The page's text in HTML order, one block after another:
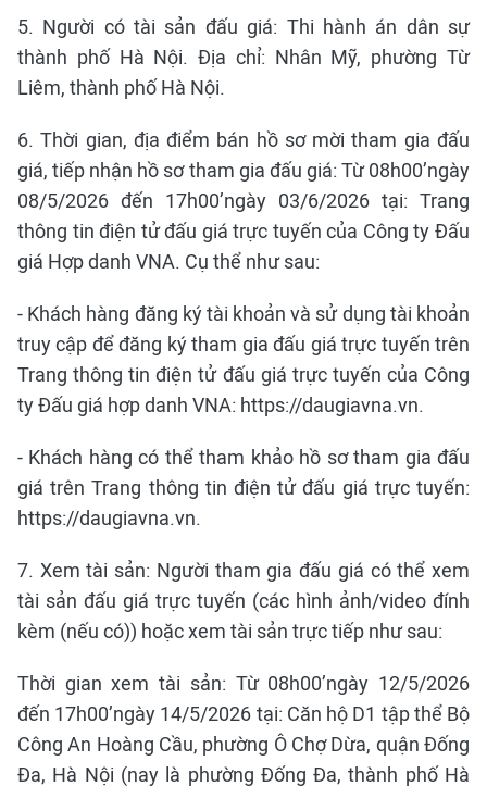
5. Người có tài sản đấu giá: Thi hành án dân sự
thành phố Hà Nội. Địa chỉ: Nhân Mỹ, phường Từ
Liêm, thành phố Hà Nội.
6. Thời gian, địa điểm bán hồ sơ mời tham gia đấu
giá, tiếp nhận hồ sơ tham gia đấu giá: Từ 08h00’ngày
08/5/2026 đến 17h00’ngày 03/6/2026 tại: Trang
thông tin điện tử đấu giá trực tuyến của Công ty Đấu
giá Hợp danh VNA. Cụ thể như sau:
- Khách hàng đăng ký tài khoản và sử dụng tài khoản
truy cập để đăng ký tham gia đấu giá trực tuyến trên
Trang thông tin điện tử đấu giá trực tuyến của Công
ty Đấu giá hợp danh VNA: https://daugiavna.vn.
- Khách hàng có thể tham khảo hồ sơ tham gia đấu
giá trên Trang thông tin điện tử đấu giá trực tuyến:
https://daugiavna.vn.
7. Xem tài sản: Người tham gia đấu giá có thể xem
tài sản đấu giá trực tuyến (các hình ảnh/video đính
kèm (nếu có)) hoặc xem tài sản trực tiếp như sau:
Thời gian xem tài sản: Từ 08h00’ngày 12/5/2026
đến 17h00’ngày 14/5/2026 tại: Căn hộ D1 tập thể Bộ
Công An Hoàng Cầu, phường Ô Chợ Dừa, quận Đống
Đa, Hà Nội (nay là phường Đống Đa, thành phố Hà